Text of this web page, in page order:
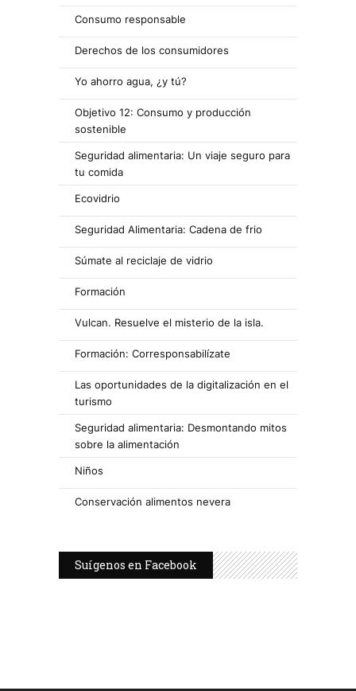
Consumo responsable
Derechos de los consumidores
Yo ahorro agua, ¿y tú?
Objetivo 12: Consumo y producción
sostenible
Seguridad alimentaria: Un viaje seguro para
tu comida
Ecovidrio
Seguridad Alimentaria: Cadena de frio
Súmate al reciclaje de vidrio
Formación
Vulcan. Resuelve el misterio de la isla.
Formación: Corresponsabilízate
Las oportunidades de la digitalización en el
turismo
Seguridad alimentaria: Desmontando mitos
sobre la alimentación
Niños
Conservación alimentos nevera
Suígenos en Facebook